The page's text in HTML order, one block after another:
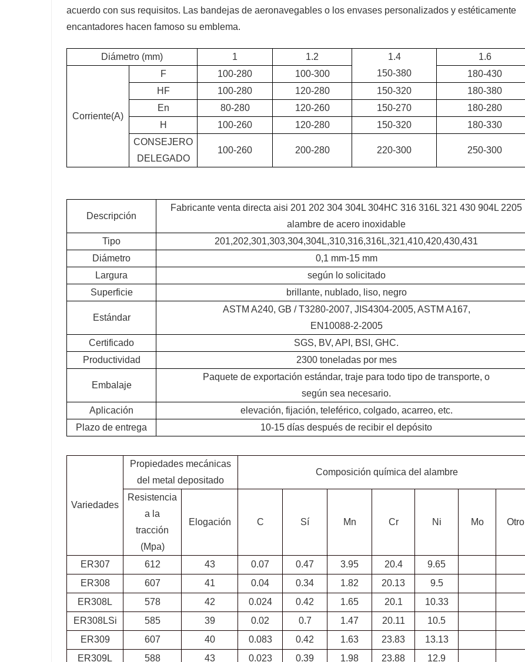
acuerdo con sus requisitos. Las bandejas de aeronavegables o los envases personalizados y estéticamente
encantadores hacen famoso su emblema.
Diámetro (mm) 1 1.2 1.4 1.6
Corriente(A)
F 100-280 100-300 150-380
180-430
HF
100-280 120-280 150-320
180-380
En
80-280 120-260 150-270
180-280
H
100-260 120-280 150-320
180-330
CONSEJERO
DELEGADO
100-260 200-280 220-300 250-300
Descripción
Fabricante venta directa aisi 201 202 304 304L 304HC 316 316L 321 430 904L 2205
alambre de acero inoxidable
Tipo
201,202,301,303,304,304L,310,316,316L,321,410,420,430,431
Diámetro
0,1 mm-15 mm
Largura
según lo solicitado
Superficie
brillante, nublado, liso, negro
Estándar
ASTM A240, GB / T3280-2007, JIS4304-2005, ASTM A167,
EN10088-2-2005
Certificado
SGS, BV, API, BSI, GHC.
Productividad
2300 toneladas por mes
Embalaje
Paquete de exportación estándar, traje para todo tipo de transporte, o
según sea necesario.
Aplicación
elevación, fijación, teleférico, colgado, acarreo, etc.
Plazo de entrega
10-15 días después de recibir el depósito
Variedades
Propiedades mecánicas
del metal depositado
Composición química del alambre
Resistencia
a la
tracción
(Mpa)
Elogación C Sí Mn Cr Ni Mo Otro
ER307 612 43 0.07 0.47 3.95 20.4
9.65
ER308
607 41 0.04 0.34 1.82 20.13
9.5
ER308L
578 42 0.024 0.42 1.65 20.1
10.33
ER308LSi
585 39 0.02 0.7 1.47 20.11
10.5
ER309
607 40 0.083 0.42 1.63 23.83
13.13
ER309L
588 43 0.023 0.39 1.98 23.88
12.9